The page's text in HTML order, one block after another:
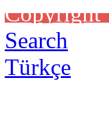
Copyright
Search
Türkçe